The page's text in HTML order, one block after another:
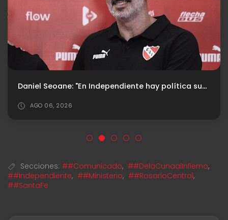
Daniel Seoane: "En Independiente hay política sucia, con instalación constante de mentiras"
AGO 06, 2026
Secciones: ##Comunicado, ##DelaCunaalInfierno,
##Independiente, ##Ministerio, ##RosarioCentral,
##SantaFe